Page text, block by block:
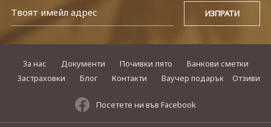
За нас Документи Почивки лято
Банкови сметки
Застраховки
Блог Контакти Ваучер подарък Отзиви
Посетете ни във Facebook